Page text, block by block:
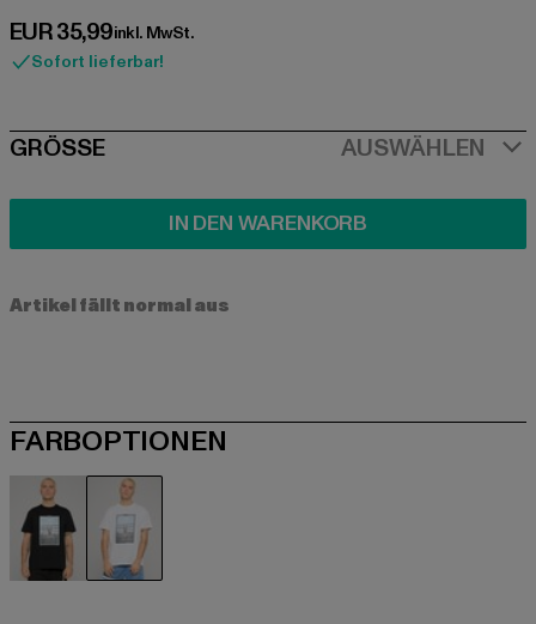
EUR 35,99
Derzeitiger Preis: EUR 35,99
inkl. MwSt.
Sofort lieferbar!
SIZE
GRÖSSE AUSWÄHLEN
IN DEN WARENKORB
Artikel fällt normal aus
FARBOPTIONEN